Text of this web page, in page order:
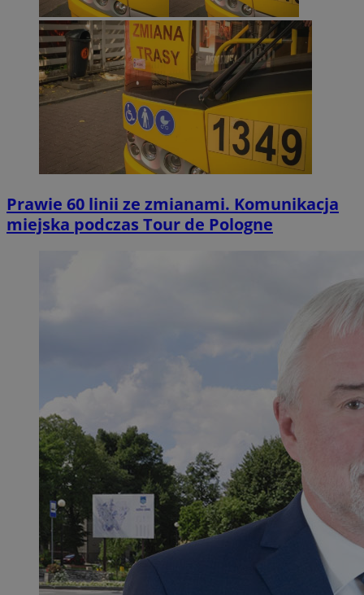
Prawie 60 linii ze zmianami. Komunikacja
miejska podczas Tour de Pologne